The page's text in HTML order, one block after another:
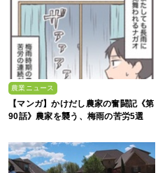
農業ニュース
【マンガ】かけだし農家の奮闘記《第
90話》農家を襲う、梅雨の苦労5選